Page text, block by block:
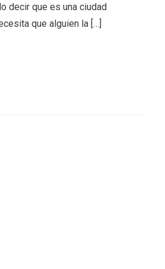
decir que es una ciudad
que alguien la […]